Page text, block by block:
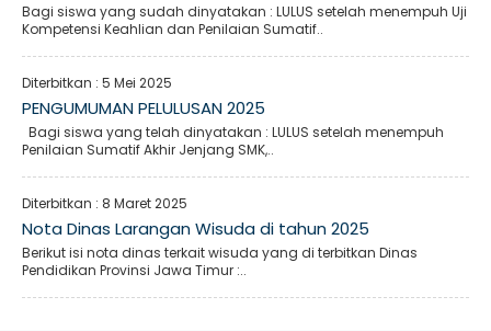
Bagi siswa yang sudah dinyatakan : LULUS setelah menempuh Uji
Kompetensi Keahlian dan Penilaian Sumatif..
Diterbitkan : 5 Mei 2025
PENGUMUMAN PELULUSAN 2025
Bagi siswa yang telah dinyatakan : LULUS setelah menempuh
Penilaian Sumatif Akhir Jenjang SMK,..
Diterbitkan : 8 Maret 2025
Nota Dinas Larangan Wisuda di tahun 2025
Berikut isi nota dinas terkait wisuda yang di terbitkan Dinas
Pendidikan Provinsi Jawa Timur :..